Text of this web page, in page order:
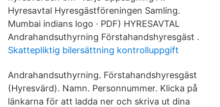
Hyresavtal Hyresgästföreningen Samling.
Mumbai indians logo · PDF) HYRESAVTAL
Andrahandsuthyrning Förstahandshyresgäst .
Skattepliktig bilersättning kontrolluppgift
Andrahandsuthyrning. Förstahandshyresgäst
(Hyresvärd). Namn. Personnummer. Klicka på
länkarna för att ladda ner och skriva ut dina